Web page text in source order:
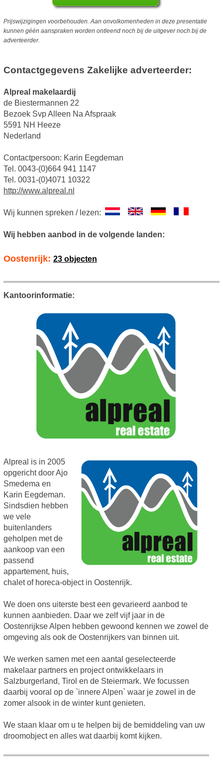
Prijswijzigingen voorbehouden. Aan onvolkomenheden in deze presentatie
kunnen géén aanspraken worden ontleend noch bij de uitgever noch bij de
adverteerder.
Contactgegevens Zakelijke adverteerder:
Alpreal makelaardij
de Biestermannen 22
Bezoek Svp Alleen Na Afspraak
5591 NH Heeze
Nederland
Contactpersoon: Karin Eegdeman
Tel. 0043-(0)664 941 1147
Tel. 0031-(0)4071 10322
http://www.alpreal.nl
Wij kunnen spreken / lezen:
Wij hebben aanbod in de volgende landen:
Oostenrijk: 23 objecten
Kantoorinformatie:
Alpreal is in 2005
opgericht door Ajo
Smedema en
Karin Eegdeman.
Sindsdien hebben
we vele
buitenlanders
geholpen met de
aankoop van een
passend
appartement, huis,
chalet of horeca-object in Oostenrijk.
We doen ons uiterste best een gevarieerd aanbod te
kunnen aanbieden. Daar we zelf vijf jaar in de
Oostenrijkse Alpen hebben gewoond kennen we zowel de
omgeving als ook de Oostenrijkers van binnen uit.
We werken samen met een aantal geselecteerde
makelaar partners en project ontwikkelaars in
Salzburgerland, Tirol en de Steiermark. We focussen
daarbij vooral op de `innere Alpen` waar je zowel in de
zomer alsook in de winter kunt genieten.
We staan klaar om u te helpen bij de bemiddeling van uw
droomobject en alles wat daarbij komt kijken.